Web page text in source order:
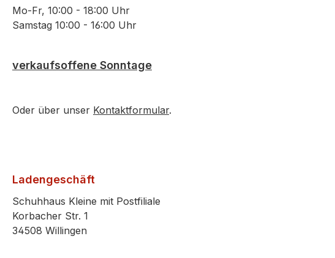
Mo-Fr, 10:00 - 18:00 Uhr
Samstag 10:00 - 16:00 Uhr
verkaufsoffene Sonntage
Oder über unser Kontaktformular.
Ladengeschäft
Schuhhaus Kleine mit Postfiliale
Korbacher Str. 1
34508 Willingen